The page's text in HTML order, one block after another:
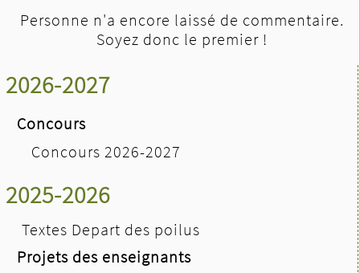
2026-2027
Concours
Concours 2026-2027
2025-2026
Textes Depart des poilus
Projets des enseignants
Personne n'a encore laissé de commentaire.
Soyez donc le premier !